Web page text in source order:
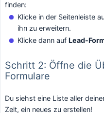
finden:
Klicke in der Seitenleiste
ihn zu erweitern.
Klicke dann auf Lead-
Schritt 2: Öffne die
Formulare
Du siehst eine Liste aller
Zeit, ein neues zu erstellen!